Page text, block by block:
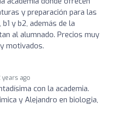
y preparación para las
y b2, además de la
al alumnado. Precios muy
motivados.
years ago
con la academia.
y Alejandro en biologia,